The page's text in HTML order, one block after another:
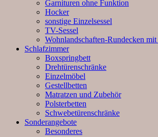
Garnituren ohne Funktion
Hocker
sonstige Einzelsessel
TV-Sessel
Wohnlandschaften-Rundecken
Schlafzimmer
Boxspringbett
Drehtürenschränke
Einzelmöbel
Gestellbetten
Matratzen und Zubehör
Polsterbetten
Schwebetürenschränke
Sonderangebote
Besonderes